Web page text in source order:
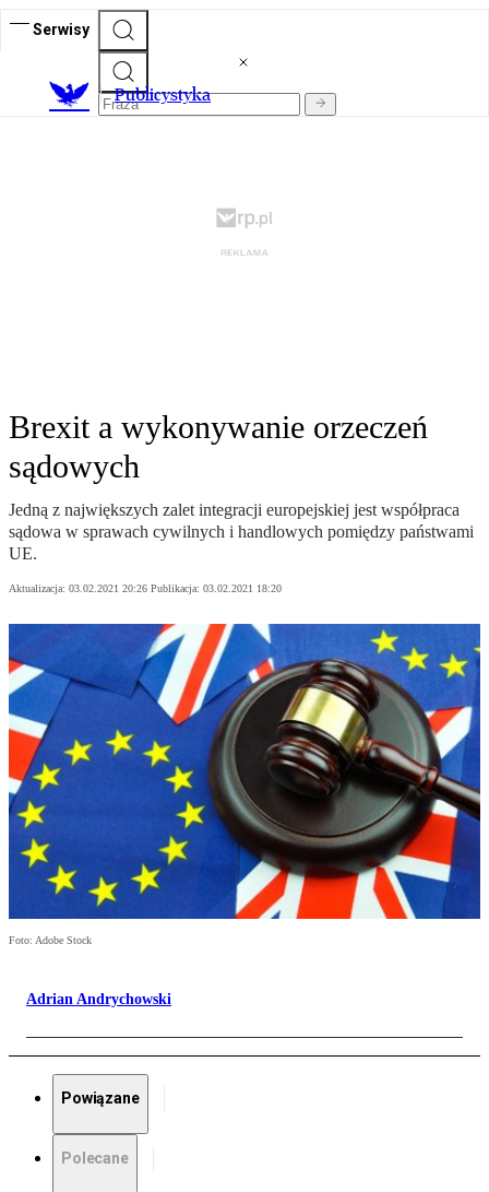
Serwisy
Publicystyka
Brexit a wykonywanie orzeczeń
sądowych
Jedną z największych zalet integracji europejskiej jest współpraca
sądowa w sprawach cywilnych i handlowych pomiędzy państwami
UE.
Aktualizacja: 03.02.2021 20:26 Publikacja: 03.02.2021 18:20
Foto: Adobe Stock
Adrian Andrychowski
Powiązane
Polecane